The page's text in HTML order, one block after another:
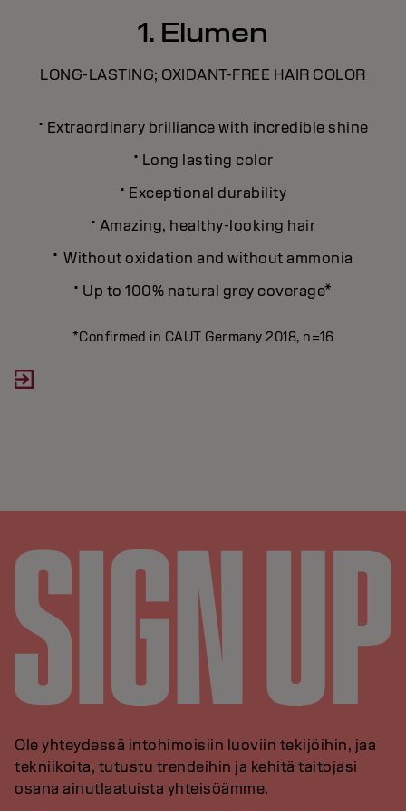
1. Elumen
LONG-LASTING; OXIDANT-FREE HAIR COLOR
· Extraordinary brilliance with incredible shine
· Long lasting color
· Exceptional durability
· Amazing, healthy-looking hair
·Without oxidation and without ammonia
· Up to 100% natural grey coverage*
*Confirmed in CAUT Germany 2018, n=16
Ole yhteydessä intohimoisiin luoviin tekijöihin, jaa
tekniikoita, tutustu trendeihin ja kehitä taitojasi
osana ainutlaatuista yhteisöämme.